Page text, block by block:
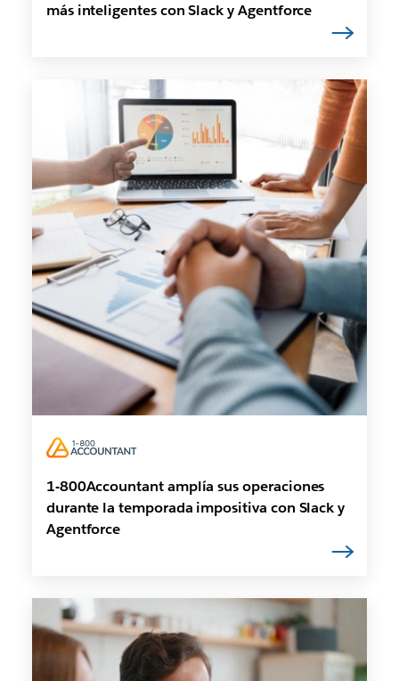
más inteligentes con Slack y Agentforce
1-800Accountant amplía sus operaciones
durante la temporada impositiva con Slack y
Agentforce